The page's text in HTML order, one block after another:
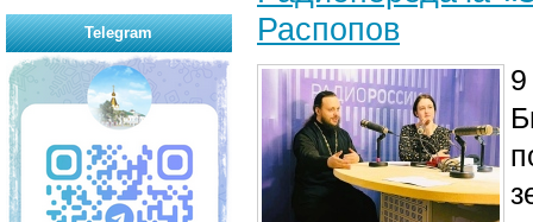
Распопов
Telegram